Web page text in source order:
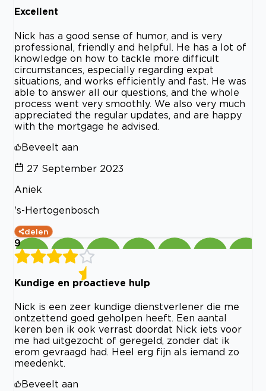
Excellent
Nick has a good sense of humor, and is very
professional, friendly and helpful. He has a lot of
knowledge on how to tackle more difficult
circumstances, especially regarding expat
situations, and works efficiently and fast. He was
able to answer all our questions, and the whole
process went very smoothly. We also very much
appreciated the regular updates, and are happy
with the mortgage he advised.
Beveelt aan
27 September 2023
Aniek
's-Hertogenbosch
delen
9
Kundige en proactieve hulp
Nick is een zeer kundige dienstverlener die me
ontzettend goed geholpen heeft. Een aantal
keren ben ik ook verrast doordat Nick iets voor
me had uitgezocht of geregeld, zonder dat ik
erom gevraagd had. Heel erg fijn als iemand zo
meedenkt.
Beveelt aan